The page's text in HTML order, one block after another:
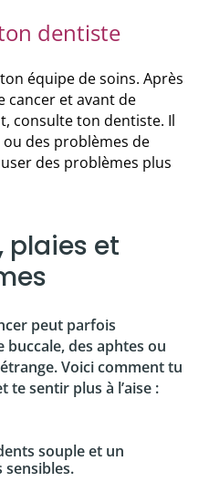
dentiste
équipe de soins. Après
cancer et avant de
consulte ton dentiste. Il
des problèmes de
des problèmes plus
plaies et
peut parfois
des aphtes ou
Voici comment tu
sentir plus à l’aise :
souple et un